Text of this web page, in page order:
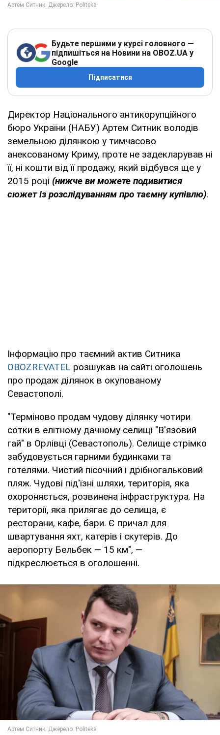
Будьте першими у курсі головного —
підпишіться на Новини на OBOZ.UA у
Google
Підписатися
Директор Національного антикорупційного
бюро України (НАБУ) Артем Ситник володів
земельною ділянкою у тимчасово
анексованому Криму, проте не задекларував ні
її, ні кошти від її продажу, який відбувся ще у
2015 році (нижче ви можете подивитися
сюжет із розслідуванням про таємну купівлю).
Інформацію про таємний актив Ситника
OBOZREVATEL розшукав на сайті оголошень
про продаж ділянок в окупованому
Севастополі.
"Терміново продам чудову ділянку чотири
сотки в елітному дачному селищі "В'язовий
гай" в Орлівці (Севастополь). Селище стрімко
забудовується гарними будинками та
готелями. Чистий пісочний і дрібногальковий
пляж. Чудові під'їзні шляхи, територія, яка
охороняється, розвинена інфраструктура. На
території, яка прилягає до селища, є
ресторани, кафе, бари. Є причал для
швартування яхт, катерів і скутерів. До
аеропорту Бельбек — 15 км", —
підкреслюється в оголошенні.